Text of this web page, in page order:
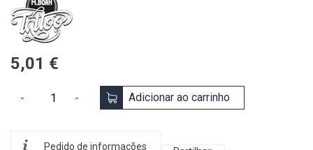
5,01 €
Adicionar ao carrinho
Pedido de informações